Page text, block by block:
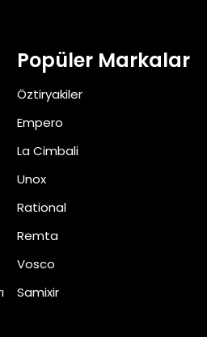
Popüler Markalar
Öztiryakiler
Empero
La Cimbali
Unox
Rational
Remta
Vosco
Samixir